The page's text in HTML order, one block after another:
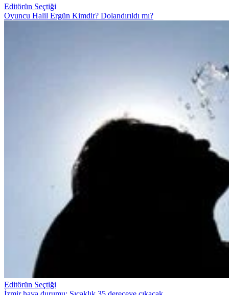
Editörün Seçtiği
Oyuncu Halil Ergün Kimdir? Dolandırıldı mı?
Editörün Seçtiği